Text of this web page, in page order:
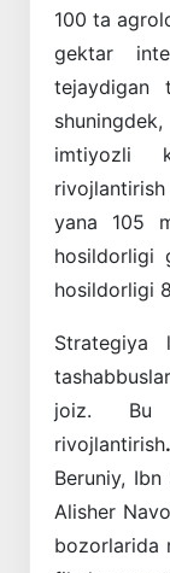
100 ta
gektar
tejaydigan
imtiyozli
yana 105
hosildorligi
hosildorligi
Strategiya
joiz. Bu
rivojlantirish.
Beruniy, Ibn
Alisher
bozorlarida